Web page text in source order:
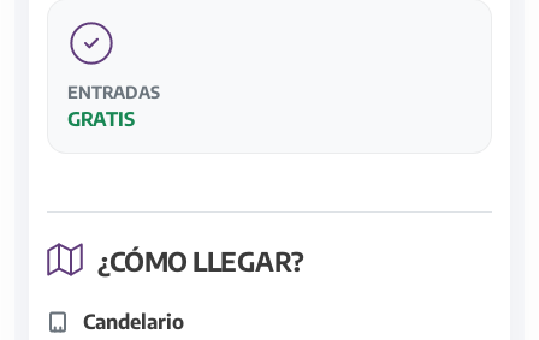
ENTRADAS
GRATIS
¿CÓMO LLEGAR?
Candelario